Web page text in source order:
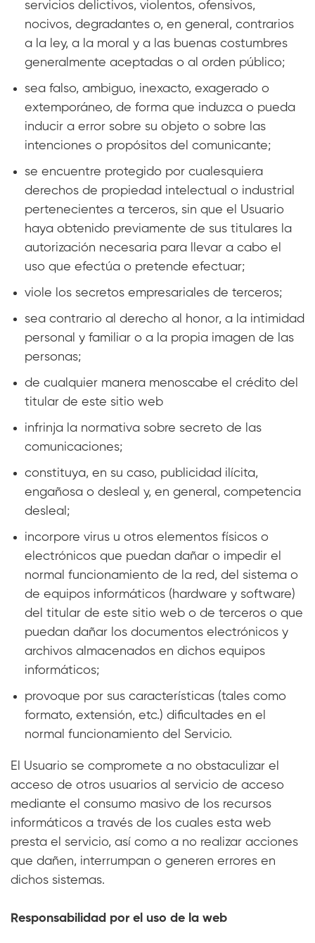
servicios delictivos, violentos, ofensivos,
nocivos, degradantes o, en general, contrarios
a la ley, a la moral y a las buenas costumbres
generalmente aceptadas o al orden público;
sea falso, ambiguo, inexacto, exagerado o
extemporáneo, de forma que induzca o pueda
inducir a error sobre su objeto o sobre las
intenciones o propósitos del comunicante;
se encuentre protegido por cualesquiera
derechos de propiedad intelectual o industrial
pertenecientes a terceros, sin que el Usuario
haya obtenido previamente de sus titulares la
autorización necesaria para llevar a cabo el
uso que efectúa o pretende efectuar;
viole los secretos empresariales de terceros;
sea contrario al derecho al honor, a la intimidad
personal y familiar o a la propia imagen de las
personas;
de cualquier manera menoscabe el crédito del
titular de este sitio web
infrinja la normativa sobre secreto de las
comunicaciones;
constituya, en su caso, publicidad ilícita,
engañosa o desleal y, en general, competencia
desleal;
incorpore virus u otros elementos físicos o
electrónicos que puedan dañar o impedir el
normal funcionamiento de la red, del sistema o
de equipos informáticos (hardware y software)
del titular de este sitio web o de terceros o que
puedan dañar los documentos electrónicos y
archivos almacenados en dichos equipos
informáticos;
provoque por sus características (tales como
formato, extensión, etc.) dificultades en el
normal funcionamiento del Servicio.
El Usuario se compromete a no obstaculizar el
acceso de otros usuarios al servicio de acceso
mediante el consumo masivo de los recursos
informáticos a través de los cuales esta web
presta el servicio, así como a no realizar acciones
que dañen, interrumpan o generen errores en
dichos sistemas.
Responsabilidad por el uso de la web